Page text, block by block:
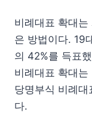
비례대표 확대
은 방법이다. 19
의 42%를 득표
비례대표 확대
당명부식 비례
다.